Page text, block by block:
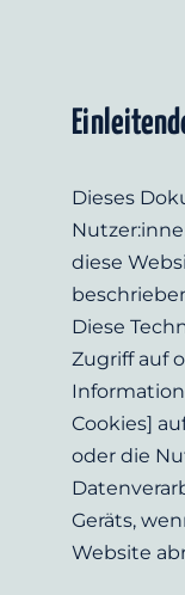
Dieses
diese
Diese
Zugriff auf
Cookies]
oder die
Geräts,
Website